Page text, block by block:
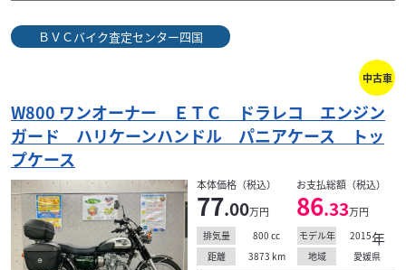
ＢＶＣバイク査定センター四国
中古車
W800 ワンオーナー ＥＴＣ ドラレコ エンジン
ガード ハリケーンハンドル パニアケース トッ
プケース
本体価格（税込）
77.00万円
お支払総額（税込）
86.33万円
排気量 800 cc モデル年 2015年
距離 3873 km 地域
愛媛県